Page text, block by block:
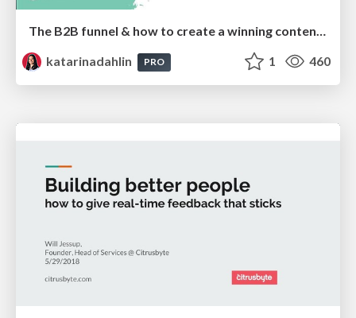
The B2B funnel & how to create a winning content strategy
katarinadahlin
PRO 1 460